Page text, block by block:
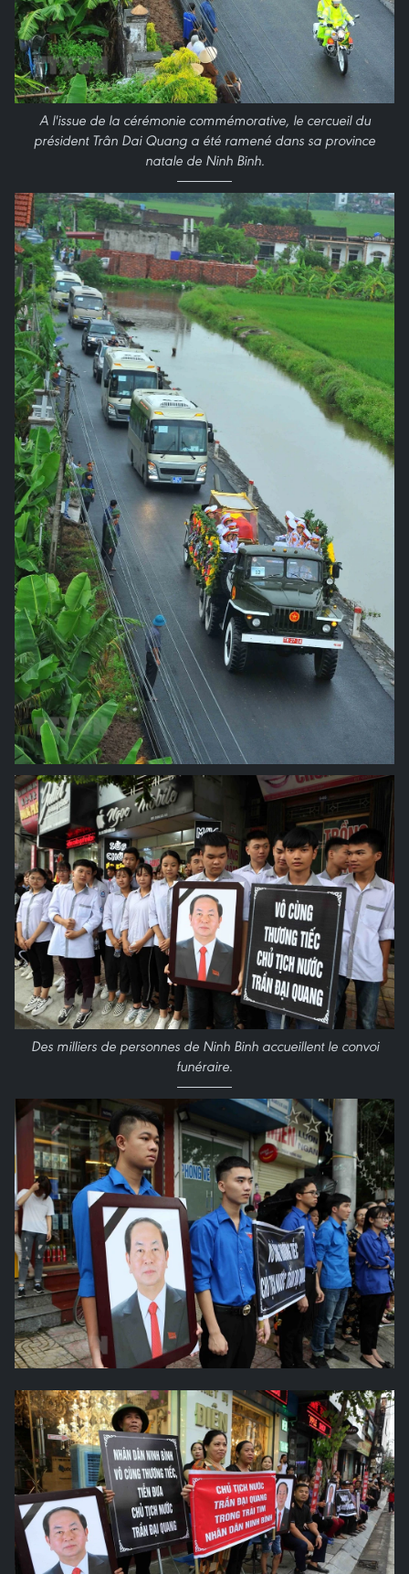
A l'issue de la cérémonie commémorative, le cercueil du
président Trân Dai Quang a été ramené dans sa province
natale de Ninh Binh.
Des milliers de personnes de Ninh Binh accueillent le convoi
funéraire.